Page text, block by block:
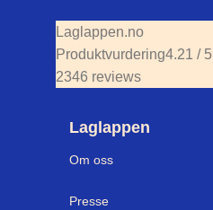
Laglappen.no
Produktvurdering4.21 / 5
2346 reviews
Laglappen
Om oss
Presse